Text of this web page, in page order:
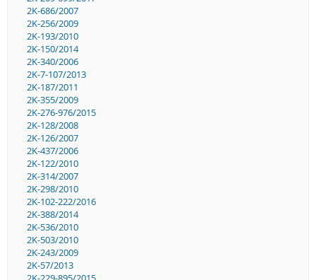
2K-686/2007
2K-256/2009
2K-193/2010
2K-150/2014
2K-340/2006
2K-7-107/2013
2K-187/2011
2K-355/2009
2K-276-976/2015
2K-128/2008
2K-126/2007
2K-437/2006
2K-122/2010
2K-314/2007
2K-298/2010
2K-102-222/2016
2K-388/2014
2K-536/2010
2K-503/2010
2K-243/2009
2K-57/2013